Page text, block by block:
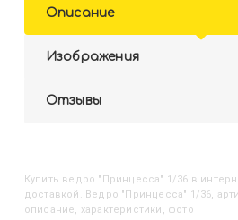
Описание
Изображения
Отзывы
Купить Ведро "Принцесса" 1/36 в
доставкой. Ведро "Принцесса" 1/36,
описание, характеристики, фото